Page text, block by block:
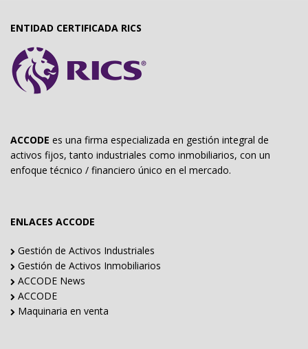
ENTIDAD CERTIFICADA RICS
ACCODE es una firma especializada en gestión integral de
activos fijos, tanto industriales como inmobiliarios, con un
enfoque técnico / financiero único en el mercado.
ENLACES ACCODE
Gestión de Activos Industriales
Gestión de Activos Inmobiliarios
ACCODE News
ACCODE
Maquinaria en venta